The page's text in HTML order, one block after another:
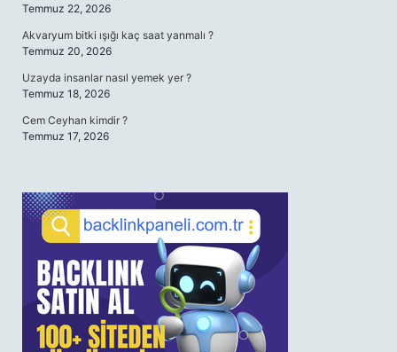
Temmuz 22, 2026
Akvaryum bitki ışığı kaç saat yanmalı ?
Temmuz 20, 2026
Uzayda insanlar nasıl yemek yer ?
Temmuz 18, 2026
Cem Ceyhan kimdir ?
Temmuz 17, 2026